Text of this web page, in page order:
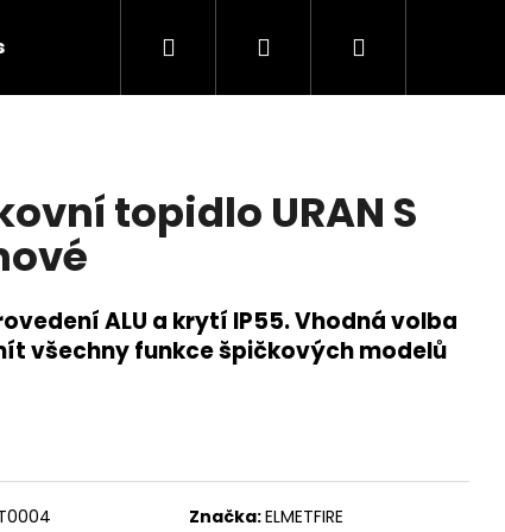
Fotogalerie Časté otázky
Hledat PřihlášeníNákupní
topidlo URAN S
ALU a krytí IP55. Vhodná volba
všechny funkce špičkových modelů
Značka:ELMETFIRE